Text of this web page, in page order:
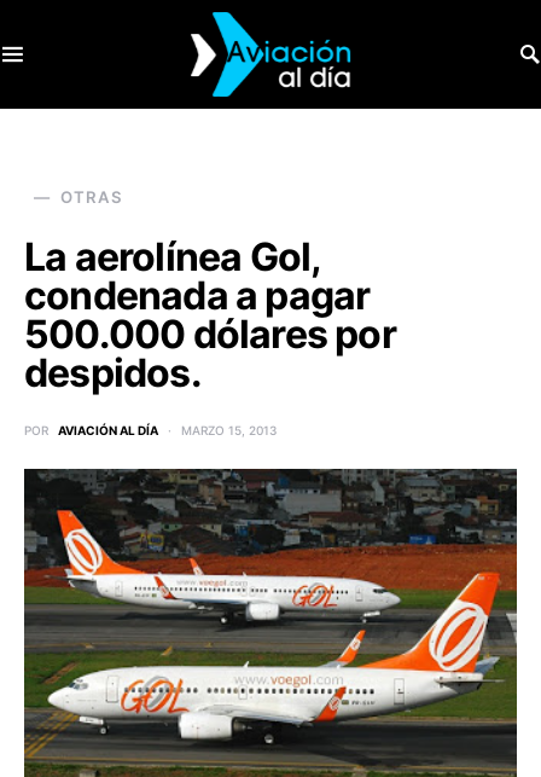
OTRAS
La aerolínea Gol,
condenada a pagar
500.000 dólares por
despidos.
POR AVIACIÓN AL DÍA MARZO 15, 2013